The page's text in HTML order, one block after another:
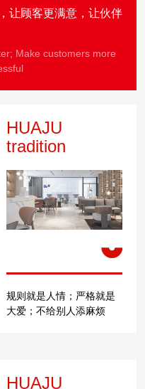
让顾客更满意，让伙伴
Make customers more
HUAJU
tradition
规则就是人情；严格就是
大爱；不给别人添麻烦
HUAJU